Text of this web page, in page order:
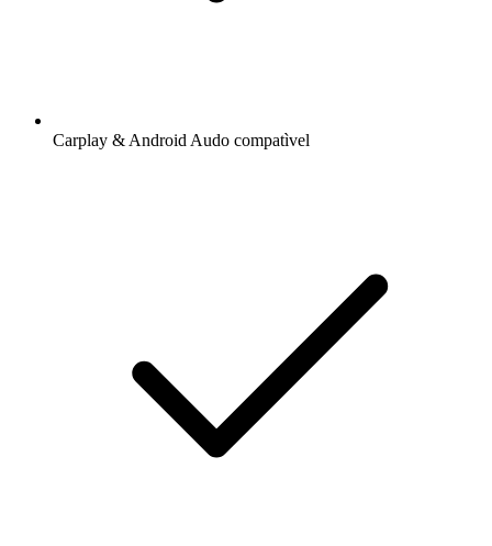
Carplay & Android Audo compatìvel